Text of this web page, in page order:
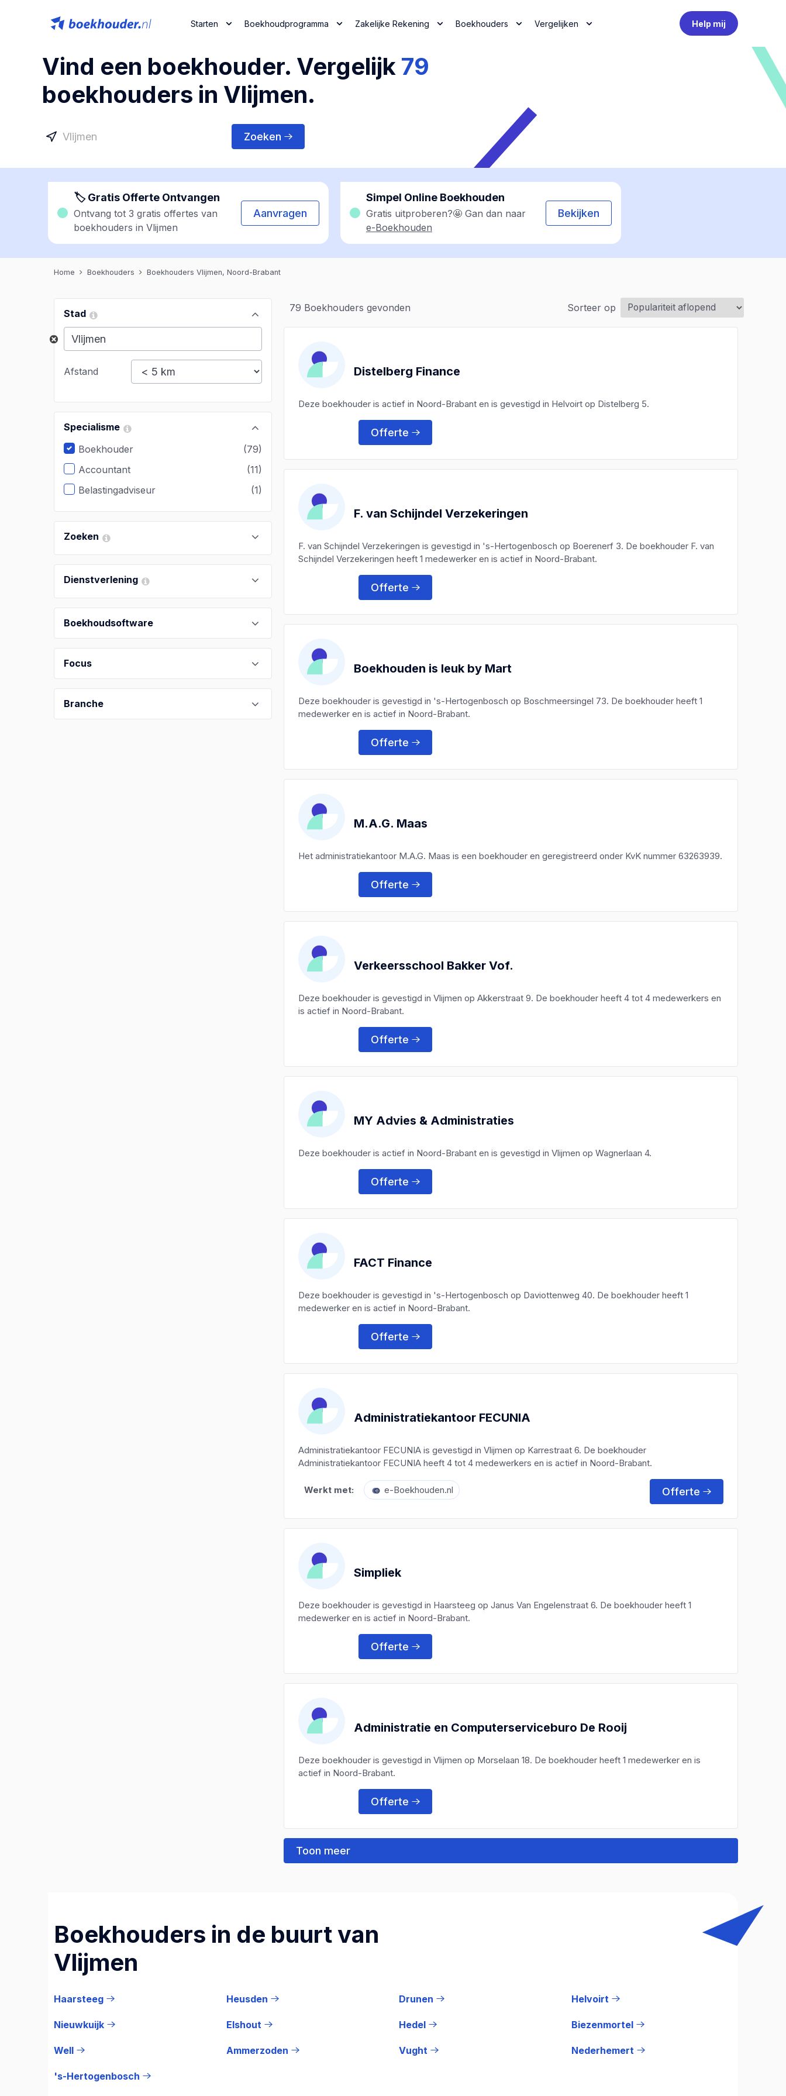
Starten Boekhoudprogramma Zakelijke Rekening Boekhouders Vergelijken Help mij
Vind een boekhouder. Vergelijk 79
boekhouders in Vlijmen.
Zoeken
🏷 Gratis Offerte Ontvangen
Ontvang tot 3 gratis offertes van
boekhouders in Vlijmen
Aanvragen
Simpel Online Boekhouden
Gratis uitproberen?🤩 Gan dan naar
e-Boekhouden
Bekijken
Home Boekhouders Boekhouders Vlijmen, Noord-Brabant
Stad
Afstand
Specialisme
Boekhouder
(79)
Accountant
(11)
Belastingadviseur
(1)
Zoeken
Dienstverlening
Boekhoudsoftware
Focus
Branche
79 Boekhouders gevonden Sorteer op
Distelberg Finance
Deze boekhouder is actief in Noord-Brabant en is gevestigd in Helvoirt op Distelberg 5.
Offerte
F. van Schijndel Verzekeringen
F. van Schijndel Verzekeringen is gevestigd in 's-Hertogenbosch op Boerenerf 3. De boekhouder F. van
Schijndel Verzekeringen heeft 1 medewerker en is actief in Noord-Brabant.
Offerte
Boekhouden is leuk by Mart
Deze boekhouder is gevestigd in 's-Hertogenbosch op Boschmeersingel 73. De boekhouder heeft 1
medewerker en is actief in Noord-Brabant.
Offerte
M.A.G. Maas
Het administratiekantoor M.A.G. Maas is een boekhouder en geregistreerd onder KvK nummer 63263939.
Offerte
Verkeersschool Bakker Vof.
Deze boekhouder is gevestigd in Vlijmen op Akkerstraat 9. De boekhouder heeft 4 tot 4 medewerkers en
is actief in Noord-Brabant.
Offerte
MY Advies & Administraties
Deze boekhouder is actief in Noord-Brabant en is gevestigd in Vlijmen op Wagnerlaan 4.
Offerte
FACT Finance
Deze boekhouder is gevestigd in 's-Hertogenbosch op Daviottenweg 40. De boekhouder heeft 1
medewerker en is actief in Noord-Brabant.
Offerte
Administratiekantoor FECUNIA
Administratiekantoor FECUNIA is gevestigd in Vlijmen op Karrestraat 6. De boekhouder
Administratiekantoor FECUNIA heeft 4 tot 4 medewerkers en is actief in Noord-Brabant.
Werkt met: e-Boekhouden.nl Offerte
Simpliek
Deze boekhouder is gevestigd in Haarsteeg op Janus Van Engelenstraat 6. De boekhouder heeft 1
medewerker en is actief in Noord-Brabant.
Offerte
Administratie en Computerserviceburo De Rooij
Deze boekhouder is gevestigd in Vlijmen op Morselaan 18. De boekhouder heeft 1 medewerker en is
actief in Noord-Brabant.
Offerte
Toon meer
Boekhouders in de buurt van
Vlijmen
Haarsteeg
Nieuwkuijk
Well
's-Hertogenbosch
Heusden
Elshout
Ammerzoden
Drunen
Hedel
Vught
Helvoirt
Biezenmortel
Nederhemert